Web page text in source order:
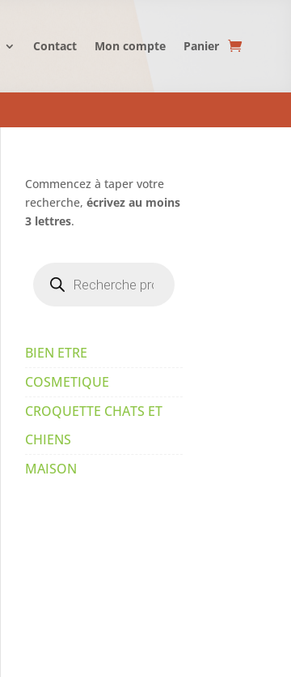
Contact Mon compte Panier
Commencez à taper votre
recherche,écrivez au moins
3 lettres.
produits
BIEN ETRE
COSMETIQUE
CROQUETTE CHATS ET
CHIENS
MAISON